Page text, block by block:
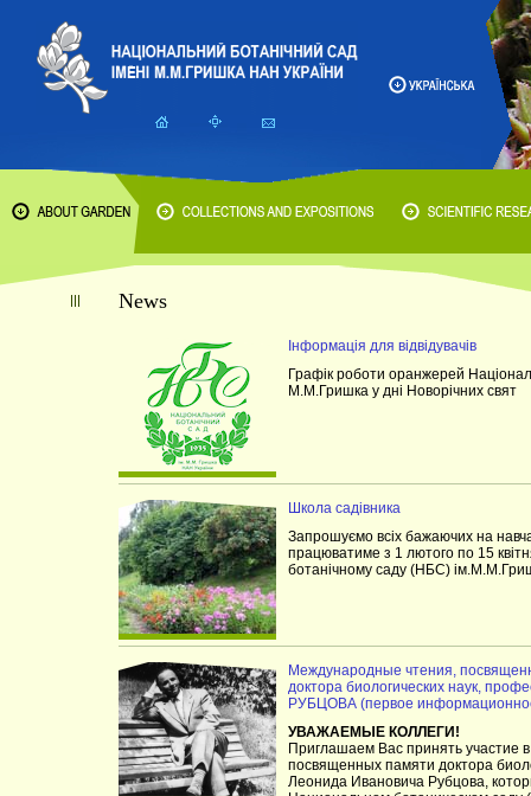
News
Інформація для відвідувачів
Графік роботи оранжерей
М.М.Гришка у дні Новорічних свят
Школа садівника
Запрошуємо всіх бажаючих на
працюватиме з 1 лютого по 15
ботанічному саду (НБС)
Международные чтения,
доктора биологических наук,
РУБЦОВА (первое
УВАЖАЕМЫЕ КОЛЛЕГИ!
Приглашаем Вас принять участие
посвященных памяти доктора
Леонида Ивановича Рубцова,